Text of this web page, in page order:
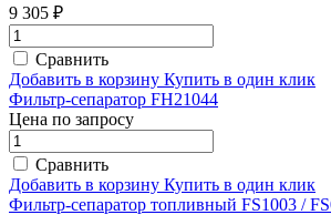
9 305 ₽
Сравнить
Добавить в корзину Купить в один клик
Фильтр-сепаратор FH21044
Цена по запросу
Сравнить
Добавить в корзину Купить в один клик
Фильтр-сепаратор топливный FS1003 /